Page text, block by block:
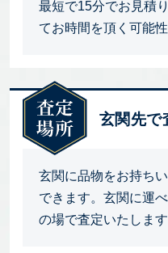
最短で15分でお見積
てお時間を頂く可能性
玄関先で
玄関に品物をお持ち
できます。玄関に運
の場で査定いたします